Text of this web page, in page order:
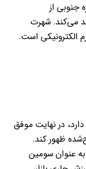
از
می‌کند. شهرت
الکترونیکی است.
در نهایت موفق
ظهور کند.
عنوان سومین